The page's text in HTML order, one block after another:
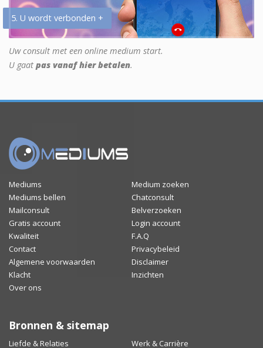
5. U wordt verbonden +
Uw consult met een online medium start.
U gaat pas vanaf hier betalen.
Mediums
Medium zoeken
Mediums bellen
Chatconsult
Mailconsult
Belverzoeken
Gratis account
Login account
Kwaliteit
F.A.Q
Contact
Privacybeleid
Algemene voorwaarden
Disclaimer
Klacht
Inzichten
Over ons
Bronnen & sitemap
Liefde & Relaties Werk & Carrière